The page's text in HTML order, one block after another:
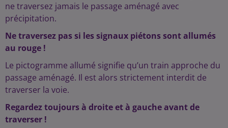
ne traversez jamais le passage aménagé avec
précipitation.
Ne traversez pas si les signaux piétons sont allumés
au rouge !
Le pictogramme allumé signifie qu’un train approche du
passage aménagé. Il est alors strictement interdit de
traverser la voie.
Regardez toujours à droite et à gauche avant de
traverser !